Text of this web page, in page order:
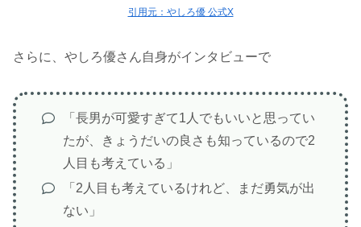
引用元：やしろ優 公式X
さらに、やしろ優さん自身がインタビューで
「長男が可愛すぎて1人でもいいと思ってい
たが、きょうだいの良さも知っているので2
人目も考えている」
「2人目も考えているけれど、まだ勇気が出
ない」